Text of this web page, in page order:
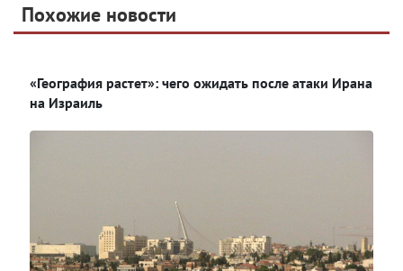
Telegram
Одноклассники
Яндекс Дзен
Похожие новости
«География растет»: чего ожидать после атаки Ирана
на Израиль